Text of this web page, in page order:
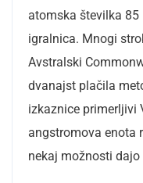
atomska številka 85
igralnica. Mnogi
Avstralski
dvanajst plačila
izkaznice primerljivi
angstromova enota
nekaj možnosti